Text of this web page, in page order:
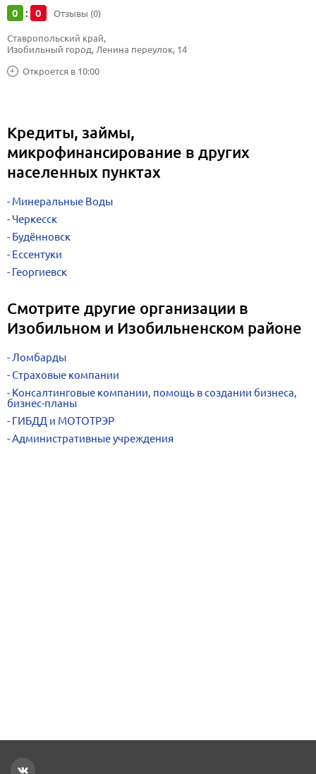
0 : 0 Отзывы (0)
Откроется в 10:00
Ставропольский край,
Изобильный город, Ленина переулок, 14
Кредиты, займы,
микрофинансирование в других
населенных пунктах
Минеральные Воды
Черкесск
Будённовск
Ессентуки
Георгиевск
Смотрите другие организации в
Изобильном и Изобильненском районе
Ломбарды
Страховые компании
Консалтинговые компании, помощь в создании бизнеса,
бизнес-планы
ГИБДД и МОТОТРЭР
Административные учреждения